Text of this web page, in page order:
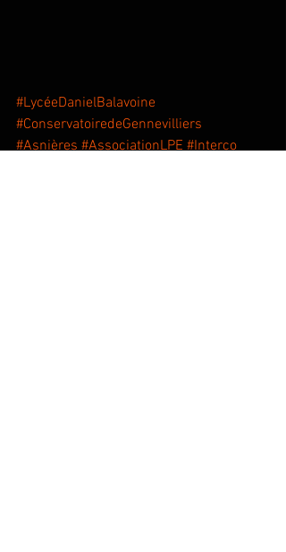
#LycéeDanielBalavoine
#ConservatoiredeGennevilliers
#Asnières #AssociationLPE #Interco